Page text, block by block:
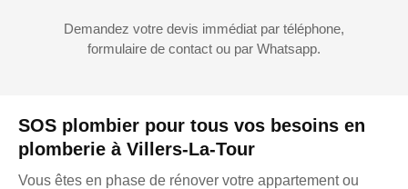
SOS plombier pour tous vos besoins en
plomberie à Villers-La-Tour
Vous êtes en phase de rénover votre appartement ou
Demandez votre devis immédiat par téléphone,
formulaire de contact ou par Whatsapp.